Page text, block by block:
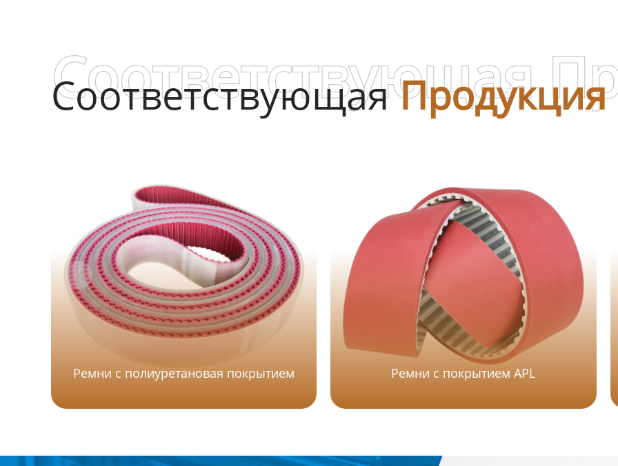
СоответствующаяПродукция
Соответствующая
Ремни с полиуретановая покрытием Ремни с покрытием APL